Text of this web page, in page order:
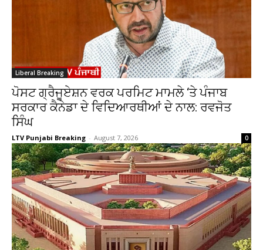
Liberal Breaking
ਪੋਸਟ ਗ੍ਰੈਜੂਏਸ਼ਨ ਵਰਕ ਪਰਮਿਟ ਮਾਮਲੇ ‘ਤੇ ਪੰਜਾਬ
ਸਰਕਾਰ ਕੈਨੇਡਾ ਦੇ ਵਿਦਿਆਰਥੀਆਂ ਦੇ ਨਾਲ: ਰਵਜੋਤ
ਸਿੰਘ
LTV Punjabi Breaking - August 7, 2026 0